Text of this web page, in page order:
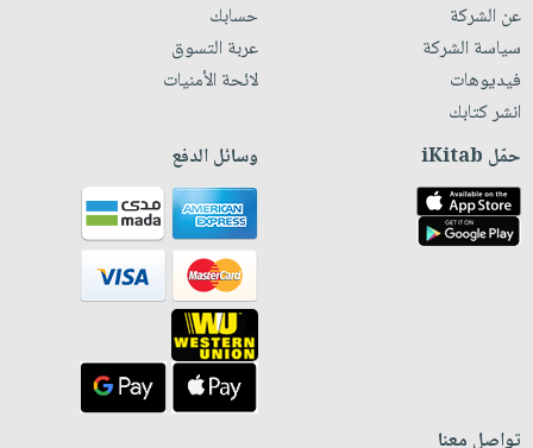
عن الشركة
سياسة الشركة
فيديوهات
انشر كتابك
حسابك
عربة التسوق
لائحة الأمنيات
حمّل iKitab وسائل الدفع